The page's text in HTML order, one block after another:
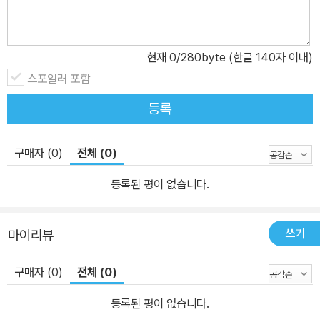
현재 0/280byte (한글 140자 이내)
스포일러 포함
등록
구매자 (0) 전체 (0)
등록된 평이 없습니다.
마이리뷰 쓰기
구매자 (0) 전체 (0)
등록된 평이 없습니다.